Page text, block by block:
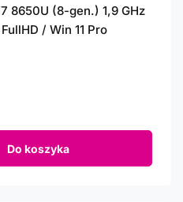
8650U (8-gen.) 1,9 GHz
/ Win 11 Pro
Do koszyka